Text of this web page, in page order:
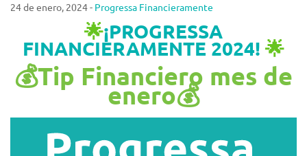
24 de enero, 2024 - Progressa Financieramente
🌟¡PROGRESSA
FINANCIERAMENTE 2024! 🌟
💰Tip Financiero mes de
enero💰